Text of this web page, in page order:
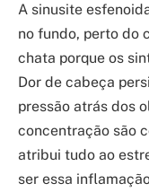
A sinusite
no fundo, perto do
chata porque os
Dor de cabeça
pressão atrás dos
concentração são
atribui tudo ao
ser essa